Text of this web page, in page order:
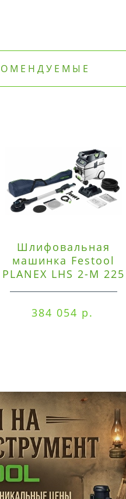
Шлифовальная
машинка Festool
PLANEX LHS 2-M 225
384 054 р.